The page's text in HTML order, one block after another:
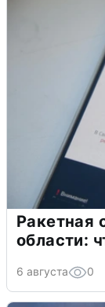
Ракетная
области:
6 августа 0